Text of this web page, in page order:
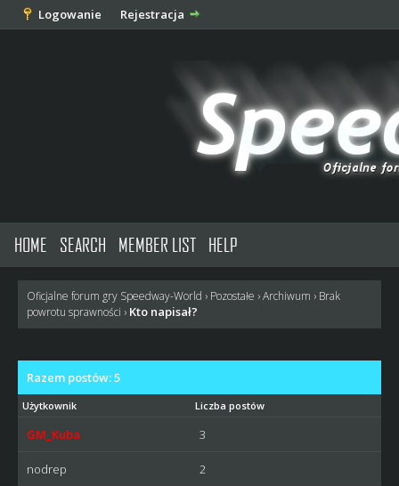
Logowanie Rejestracja
HOME SEARCH MEMBER LIST HELP
Oficjalne forum gry Speedway-World › Pozostałe ›Archiwum › Brak
powrotu sprawności › Kto napisał?
Razem postów: 5
Użytkownik Liczba postów
GM_Kuba 3
nodrep 2